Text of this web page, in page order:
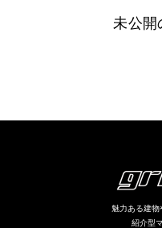
未公開
魅力ある建物
紹介型